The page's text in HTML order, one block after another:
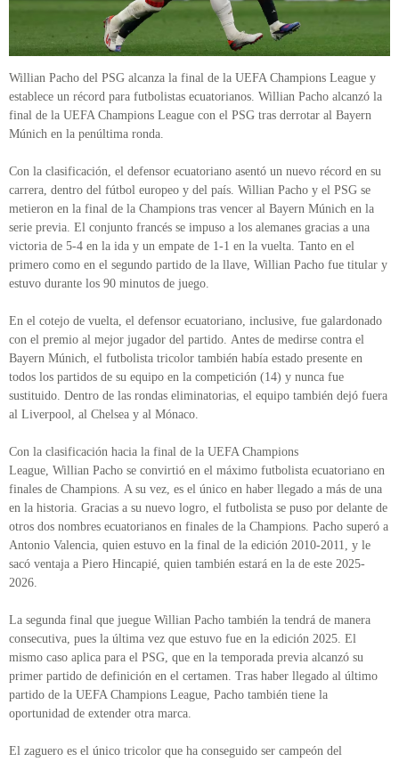
Willian Pacho del PSG alcanza la final de la UEFA Champions League y
establece un récord para futbolistas ecuatorianos. Willian Pacho alcanzó la
final de la UEFA Champions League con el PSG tras derrotar al Bayern
Múnich en la penúltima ronda.
Con la clasificación, el defensor ecuatoriano asentó un nuevo récord en su
carrera, dentro del fútbol europeo y del país. Willian Pacho y el PSG se
metieron en la final de la Champions tras vencer al Bayern Múnich en la
serie previa. El conjunto francés se impuso a los alemanes gracias a una
victoria de 5-4 en la ida y un empate de 1-1 en la vuelta. Tanto en el
primero como en el segundo partido de la llave, Willian Pacho fue titular y
estuvo durante los 90 minutos de juego.
En el cotejo de vuelta, el defensor ecuatoriano, inclusive, fue galardonado
con el premio al mejor jugador del partido. Antes de medirse contra el
Bayern Múnich, el futbolista tricolor también había estado presente en
todos los partidos de su equipo en la competición (14) y nunca fue
sustituido. Dentro de las rondas eliminatorias, el equipo también dejó fuera
al Liverpool, al Chelsea y al Mónaco.
Con la clasificación hacia la final de la UEFA Champions
League, Willian Pacho se convirtió en el máximo futbolista ecuatoriano en
finales de Champions. A su vez, es el único en haber llegado a más de una
en la historia. Gracias a su nuevo logro, el futbolista se puso por delante de
otros dos nombres ecuatorianos en finales de la Champions. Pacho superó a
Antonio Valencia, quien estuvo en la final de la edición 2010-2011, y le
sacó ventaja a Piero Hincapié, quien también estará en la de este 2025-
2026.
La segunda final que juegue Willian Pacho también la tendrá de manera
consecutiva, pues la última vez que estuvo fue en la edición 2025. El
mismo caso aplica para el PSG, que en la temporada previa alcanzó su
primer partido de definición en el certamen. Tras haber llegado al último
partido de la UEFA Champions League, Pacho también tiene la
oportunidad de extender otra marca.
El zaguero es el único tricolor que ha conseguido ser campeón del